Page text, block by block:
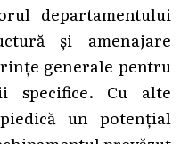
departamentului
și amenajare
generale pentru
specifice. Cu alte
un potențial